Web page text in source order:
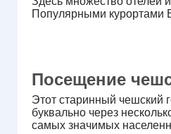
Популярными курортами
Посещение
Этот старинный чешский
буквально через
самых значимых